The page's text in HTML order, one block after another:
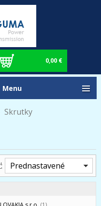
0,00 €
Skrutky
Prednastavené
Menu